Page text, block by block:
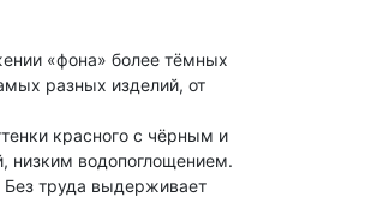
«фона» более тёмных
разных изделий, от
красного с чёрным и
низким водопоглощением.
Без труда выдерживает